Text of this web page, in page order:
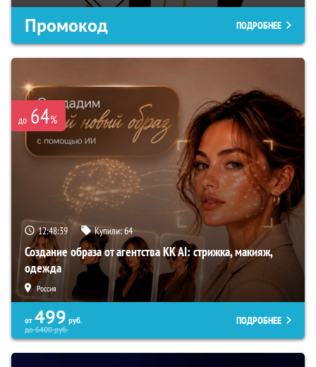
Промокод ПОДРОБНЕЕ
до 64%
12:48:38 Купили:64
Создание образа от агентства KK AI: стрижка, макияж,
одежда
Россия
от 499 руб.
до6400руб.
ПОДРОБНЕЕ